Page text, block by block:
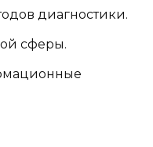
диагностики.
сферы.